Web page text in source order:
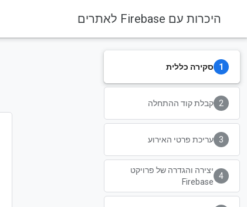
היכרות עם Firebase לאתרים
סקירה כללית
קבלת קוד ההתחלה
עריכת פרטי האירוע
יצירה והגדרה של פרויקט
Firebase